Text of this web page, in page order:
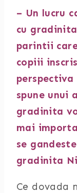
– Un lucru
cu
parintii
copiii
spune unui
gradinita
mai
se
gradinita
Ce dovada